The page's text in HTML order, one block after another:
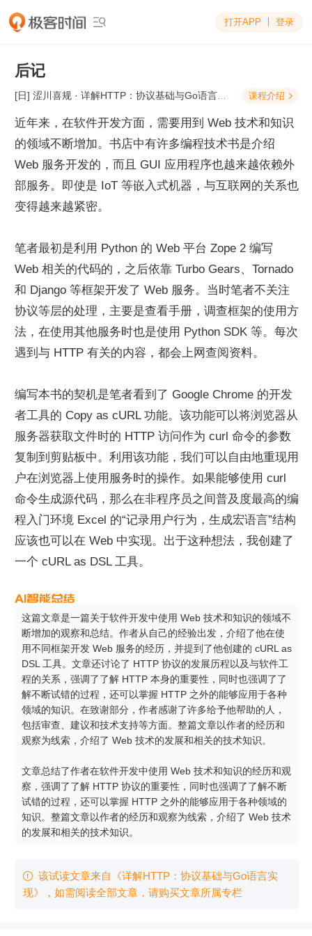
 打开APP 登录
后记
[日] 涩川喜规 · 详解HTTP：协议基础与Go语言实现 课程介绍 
近年来，在软件开发方面，需要用到 Web 技术和知识
的领域不断增加。书店中有许多编程技术书是介绍
Web 服务开发的，而且 GUI 应用程序也越来越依赖外
部服务。即使是 IoT 等嵌入式机器，与互联网的关系也
变得越来越紧密。
笔者最初是利用 Python 的 Web 平台 Zope 2 编写
Web 相关的代码的，之后依靠 Turbo Gears、Tornado
和 Django 等框架开发了 Web 服务。当时笔者不关注
协议等层的处理，主要是查看手册，调查框架的使用方
法，在使用其他服务时也是使用 Python SDK 等。每次
遇到与 HTTP 有关的内容，都会上网查阅资料。
编写本书的契机是笔者看到了 Google Chrome 的开发
者工具的 Copy as cURL 功能。该功能可以将浏览器从
服务器获取文件时的 HTTP 访问作为 curl 命令的参数
复制到剪贴板中。利用该功能，我们可以自由地重现用
户在浏览器上使用服务时的操作。如果能够使用 curl
命令生成源代码，那么在非程序员之间普及度最高的编
程入门环境 Excel 的“记录用户行为，生成宏语言”结构
应该也可以在 Web 中实现。出于这种想法，我创建了
一个 cURL as DSL 工具。
这篇文章是一篇关于软件开发中使用 Web 技术和知识的领域不
断增加的观察和总结。作者从自己的经验出发，介绍了他在使
用不同框架开发 Web 服务的经历，并提到了他创建的 cURL as
DSL 工具。文章还讨论了 HTTP 协议的发展历程以及与软件工
程的关系，强调了了解 HTTP 本身的重要性，同时也强调了了
解不断试错的过程，还可以掌握 HTTP 之外的能够应用于各种
领域的知识。在致谢部分，作者感谢了许多给予他帮助的人，
包括审查、建议和技术支持等方面。整篇文章以作者的经历和
观察为线索，介绍了 Web 技术的发展和相关的技术知识。
文章总结了作者在软件开发中使用 Web 技术和知识的经历和观
察，强调了了解 HTTP 协议的重要性，同时也强调了了解不断
试错的过程，还可以掌握 HTTP 之外的能够应用于各种领域的
知识。整篇文章以作者的经历和观察为线索，介绍了 Web 技术
的发展和相关的技术知识。
 该试读文章来自《详解HTTP：协议基础与Go语言实
现》，如需阅读全部文章，请购买文章所属专栏